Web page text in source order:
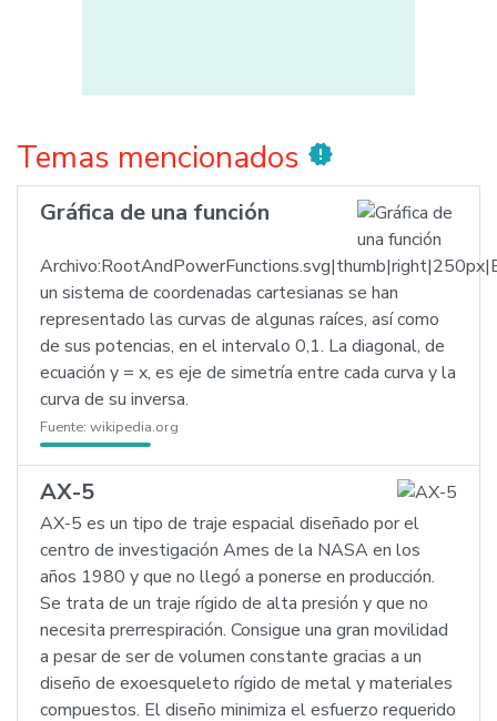
Temas mencionados new_releases
Gráfica de una función
un sistema de coordenadas cartesianas se han
representado las curvas de algunas raíces, así como
de sus potencias, en el intervalo 0,1. La diagonal, de
ecuación y = x, es eje de simetría entre cada curva y la
curva de su inversa.
Fuente: wikipedia.org
AX-5
AX-5 es un tipo de traje espacial diseñado por el
centro de investigación Ames de la NASA en los
años 1980 y que no llegó a ponerse en producción.
Se trata de un traje rígido de alta presión y que no
necesita prerrespiración. Consigue una gran movilidad
a pesar de ser de volumen constante gracias a un
diseño de exoesqueleto rígido de metal y materiales
compuestos. El diseño minimiza el esfuerzo requerido